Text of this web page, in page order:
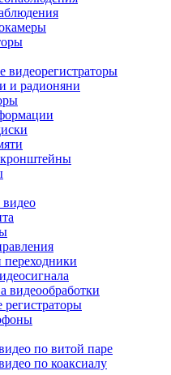
видеорегистраторы
и радионяни
видео
переходники
видеообработки
по витой паре
по коаксиалу